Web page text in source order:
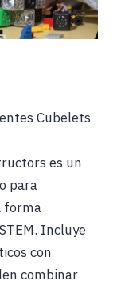
Cubelets
es un
para
forma
Incluye
con
combinar